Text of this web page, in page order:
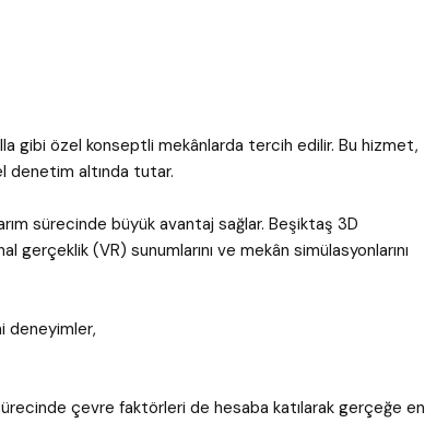
gibi özel konseptli mekânlarda tercih edilir. Bu hizmet,
denetim altında tutar.
sürecinde büyük avantaj sağlar. Beşiktaş 3D
(VR) sunumlarını ve mekân simülasyonlarını
deneyimler,
çevre faktörleri de hesaba katılarak gerçeğe en